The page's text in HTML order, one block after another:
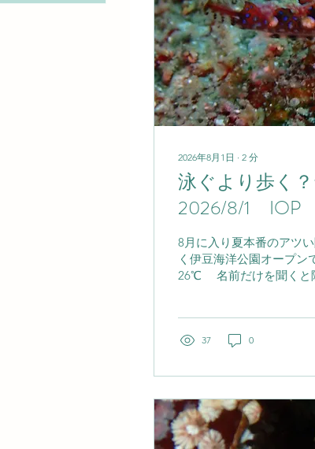
2026年8月1日 ∙ 2 分
泳ぐより歩く
2026/8/1 IOP
8月に入り夏本番のアツ
く伊豆海洋公園オープ
26℃ 名前だけを聞くと
海底を一歩ずつ進む様子
ら、小さな甲殻類やゴカ
ますが、警戒した時や縄
ります。 その姿はまるで
思わず見入ってしまいま
37 0